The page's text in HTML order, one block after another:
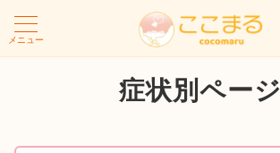
メニュー
症状別ページ